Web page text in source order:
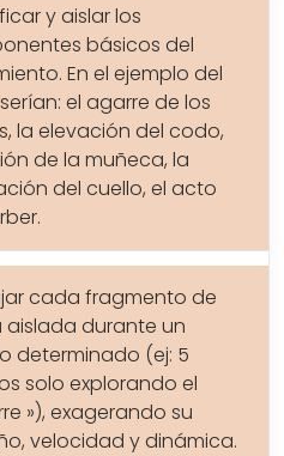
y aislar los
básicos del
En el ejemplo del
el agarre de los
la elevación del codo,
de la muñeca, la
del cuello, el acto
cada fragmento de
aislada durante un
determinado (ej: 5
solo explorando el
»), exagerando su
velocidad y dinámica.